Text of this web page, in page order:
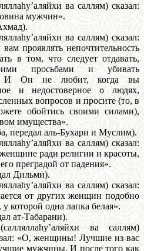
ва саллям) сказал:
мужчин».
ва саллям) сказал:
проявлять непочтительность
в том, что следует отдавать,
просьбами и убивать
И Он не любит, когда вы
и недостоверное о людях,
вопросов и просите (то, в
обойтись своими силами),
имущества».
передал аль-Бухари и Муслим).
ва саллям) сказал:
ради религии и красоты,
преградой от падения».
Дильми).
ва саллям) сказал:
от других женщин подобно
которой одна лапка белая».
ат-Табарани).
ва саллям)
«О, женщины! Лучшие из вас
мужчины. И после того как